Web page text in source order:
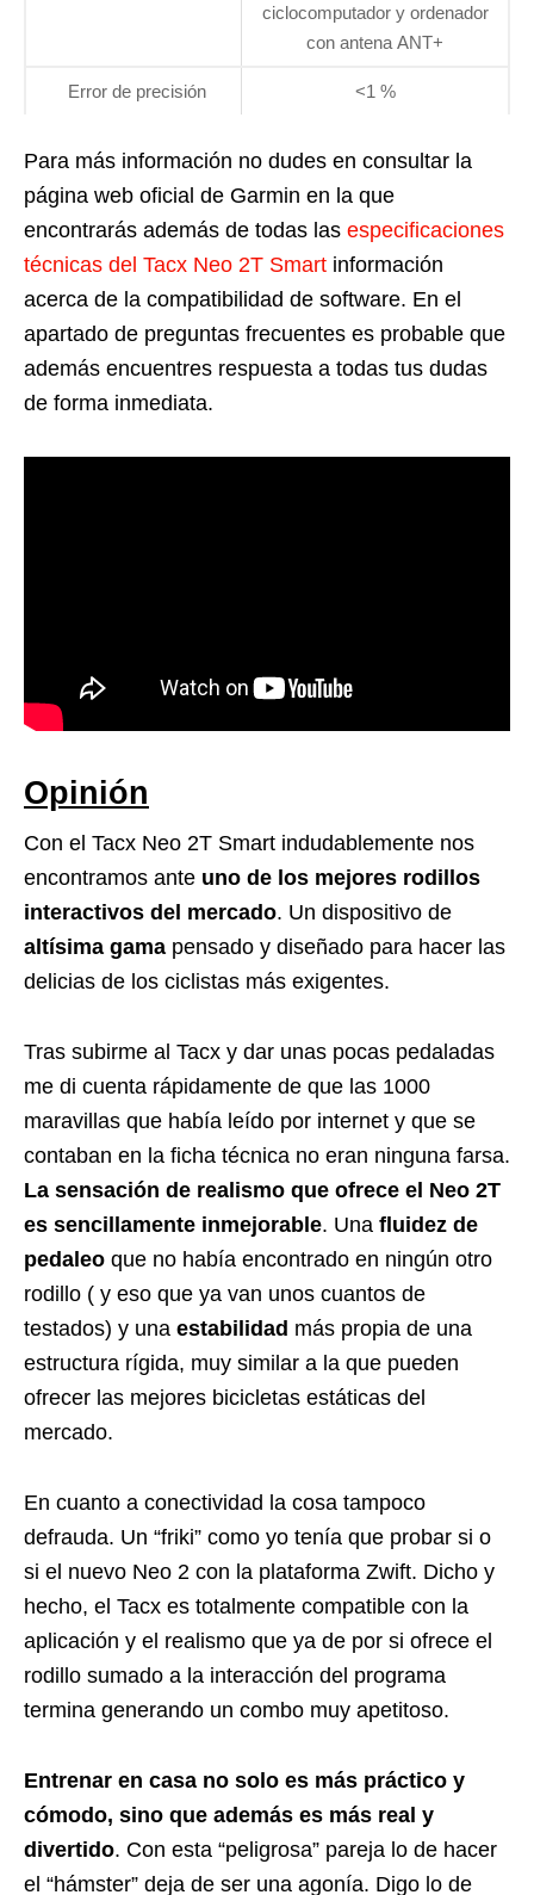
ciclocomputador y ordenador
con antena ANT+
Error de precisión <1 %
Para más información no dudes en consultar la
página web oficial de Garmin en la que
encontrarás además de todas las especificaciones
técnicas del Tacx Neo 2T Smart información
acerca de la compatibilidad de software. En el
apartado de preguntas frecuentes es probable que
además encuentres respuesta a todas tus dudas
de forma inmediata.
Opinión
Con el Tacx Neo 2T Smart indudablemente nos
encontramos ante uno de los mejores rodillos
interactivos del mercado. Un dispositivo de
altísima gama pensado y diseñado para hacer las
delicias de los ciclistas más exigentes.
Tras subirme al Tacx y dar unas pocas pedaladas
me di cuenta rápidamente de que las 1000
maravillas que había leído por internet y que se
contaban en la ficha técnica no eran ninguna farsa.
La sensación de realismo que ofrece el Neo 2T
es sencillamente inmejorable. Una fluidez de
pedaleo que no había encontrado en ningún otro
rodillo ( y eso que ya van unos cuantos de
testados) y una estabilidad más propia de una
estructura rígida, muy similar a la que pueden
ofrecer las mejores bicicletas estáticas del
mercado.
En cuanto a conectividad la cosa tampoco
defrauda. Un “friki” como yo tenía que probar si o
si el nuevo Neo 2 con la plataforma Zwift. Dicho y
hecho, el Tacx es totalmente compatible con la
aplicación y el realismo que ya de por si ofrece el
rodillo sumado a la interacción del programa
termina generando un combo muy apetitoso.
Entrenar en casa no solo es más práctico y
cómodo, sino que además es más real y
divertido. Con esta “peligrosa” pareja lo de hacer
el “hámster” deja de ser una agonía. Digo lo de